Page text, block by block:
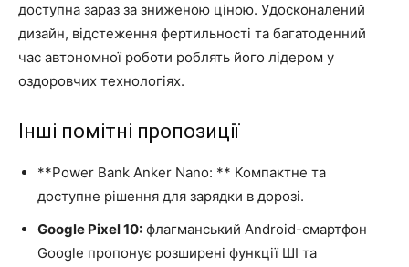
доступна зараз за зниженою ціною. Удосконалений
дизайн, відстеження фертильності та багатоденний
час автономної роботи роблять його лідером у
оздоровчих технологіях.
Інші помітні пропозиції
**Power Bank Anker Nano: ** Компактне та
доступне рішення для зарядки в дорозі.
Google Pixel 10: флагманський Android-смартфон
Google пропонує розширені функції ШІ та